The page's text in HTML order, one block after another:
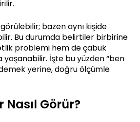
bazen aynı kişide
Bu durumda belirtiler birbirine
problemi hem de çabuk
yaşanabilir. İşte bu yüzden “ben
yerine, doğru ölçümle
Görür?